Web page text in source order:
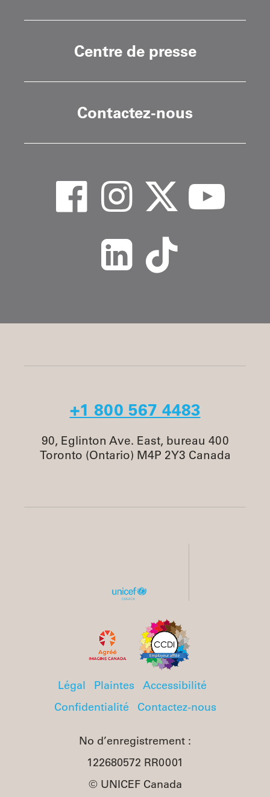
Centre de presse
Contactez-nous
+1 800 567 4483
90, Eglinton Ave. East, bureau 400
Toronto (Ontario) M4P 2Y3 Canada
Légal Plaintes
Accessibilité
Confidentialité
Contactez-nous
No d’enregistrement :
122680572 RR0001
© UNICEF Canada